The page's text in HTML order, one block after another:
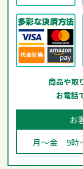
商品や取
お電話
お
月～金 9時